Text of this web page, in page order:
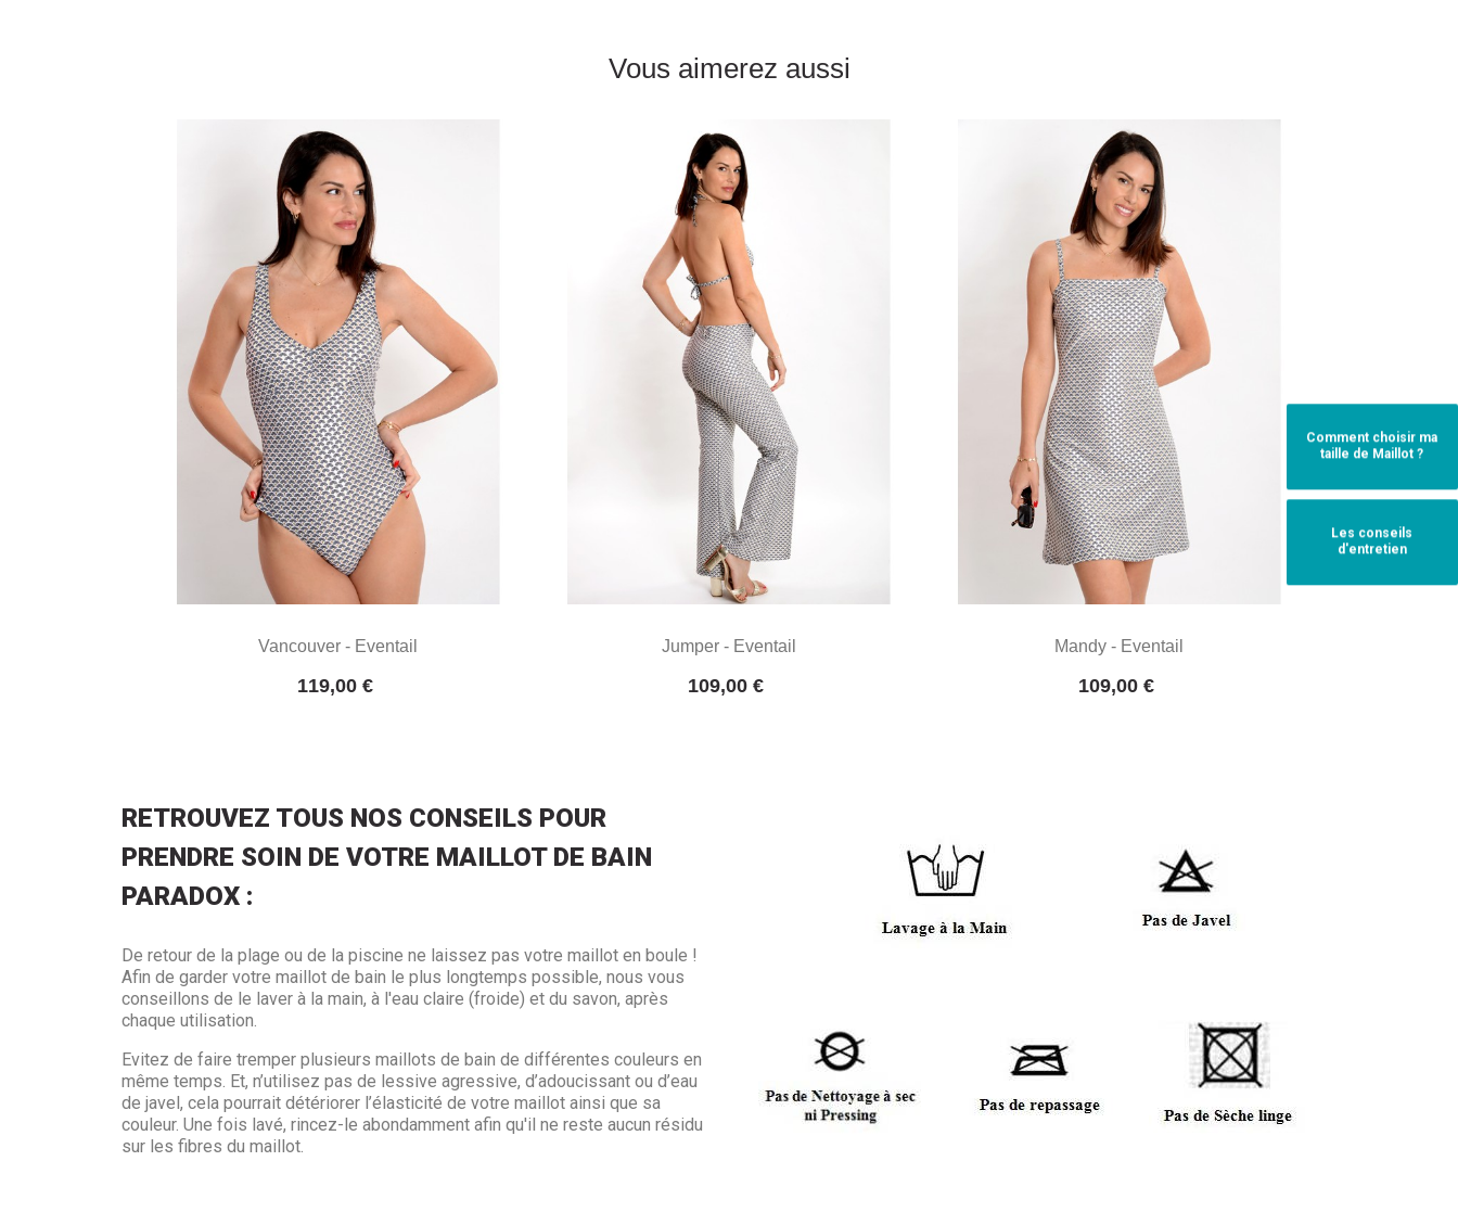
Comment choisir ma
taille de Maillot ?
Les conseils
d'entretien
Vous aimerez aussi
Vancouver - Eventail
Prix
119,00 €
Jumper - Eventail
Prix
109,00 €
Mandy - Eventail
Prix
109,00 €
RETROUVEZ TOUS NOS CONSEILS POUR
PRENDRE SOIN DE VOTRE MAILLOT DE BAIN
PARADOX :
De retour de la plage ou de la piscine ne laissez pas votre maillot en boule !
Afin de garder votre maillot de bain le plus longtemps possible, nous vous
conseillons de le laver à la main, à l'eau claire (froide) et du savon, après
chaque utilisation.
Evitez de faire tremper plusieurs maillots de bain de différentes couleurs en
même temps. Et, n’utilisez pas de lessive agressive, d’adoucissant ou d’eau
de javel, cela pourrait détériorer l’élasticité de votre maillot ainsi que sa
couleur. Une fois lavé, rincez-le abondamment afin qu'il ne reste aucun résidu
sur les fibres du maillot.